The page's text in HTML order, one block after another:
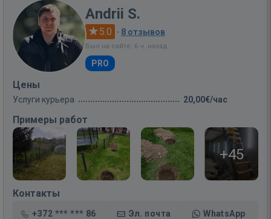
Andrii S.
5.0 · 8 отзывов
Был на сайте: 6 ч. назад
PRO
Цены
Услуги курьера 20,00€/час
Примеры работ
+45
Контакты
+372 *** *** 86 Эл. почта WhatsApp